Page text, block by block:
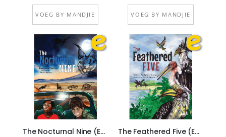
VOEG BY MANDJIE VOEG BY MANDJIE
The Nocturnal Nine (EBOEK) The Feathered Five (EBOEK)